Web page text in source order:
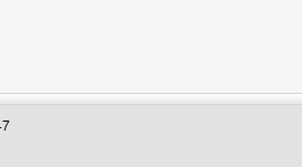
besuchen: taubenlieblinge